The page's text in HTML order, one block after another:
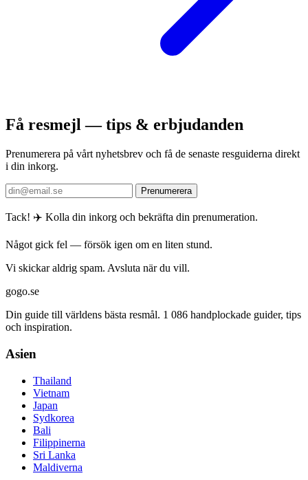
Få resmejl — tips & erbjudanden
Prenumerera på vårt nyhetsbrev och få de senaste resguiderna direkt
i din inkorg.
Prenumerera
Tack! ✈️ Kolla din inkorg och bekräfta din prenumeration.
Något gick fel — försök igen om en liten stund.
Vi skickar aldrig spam. Avsluta när du vill.
gogo.se
Din guide till världens bästa resmål. 1 086 handplockade guider, tips
och inspiration.
Asien
Thailand
Vietnam
Japan
Sydkorea
Bali
Filippinerna
Sri Lanka
Maldiverna